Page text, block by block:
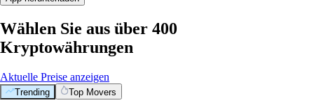
Wählen Sie aus über 400
Kryptowährungen
Aktuelle Preise anzeigen
Trending Top Movers